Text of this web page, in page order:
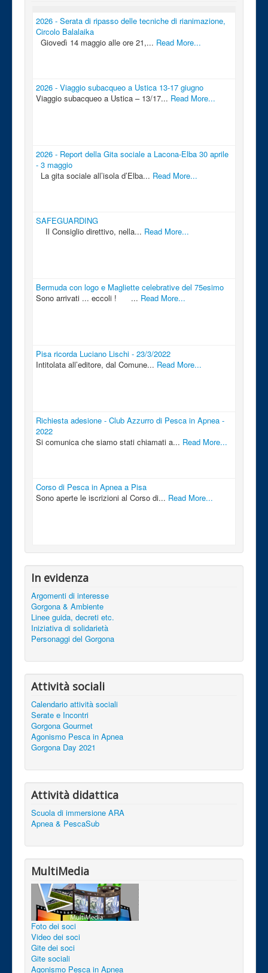
2026 - Serata di ripasso delle tecniche di rianimazione,
Circolo Balalaika
Giovedì 14 maggio alle ore 21,... Read More...
2026 - Viaggio subacqueo a Ustica 13-17 giugno
Viaggio subacqueo a Ustica – 13/17... Read More...
2026 - Report della Gita sociale a Lacona-Elba 30 aprile
- 3 maggio
La gita sociale all’isola d’Elba... Read More...
SAFEGUARDING
Il Consiglio direttivo, nella... Read More...
Bermuda con logo e Magliette celebrative del 75esimo
Sono arrivati ... eccoli ! ... Read More...
Pisa ricorda Luciano Lischi - 23/3/2022
Intitolata all’editore, dal Comune... Read More...
Richiesta adesione - Club Azzurro di Pesca in Apnea -
2022
Si comunica che siamo stati chiamati a... Read More...
Corso di Pesca in Apnea a Pisa
Sono aperte le iscrizioni al Corso di... Read More...
In evidenza
Argomenti di interesse
Gorgona & Ambiente
Linee guida, decreti etc.
Iniziativa di solidarietà
Personaggi del Gorgona
Attività sociali
Calendario attività sociali
Serate e Incontri
Gorgona Gourmet
Agonismo Pesca in Apnea
Gorgona Day 2021
Attività didattica
Scuola di immersione ARA
Apnea & PescaSub
MultiMedia
Foto dei soci
Video dei soci
Gite dei soci
Gite sociali
Agonismo Pesca in Apnea